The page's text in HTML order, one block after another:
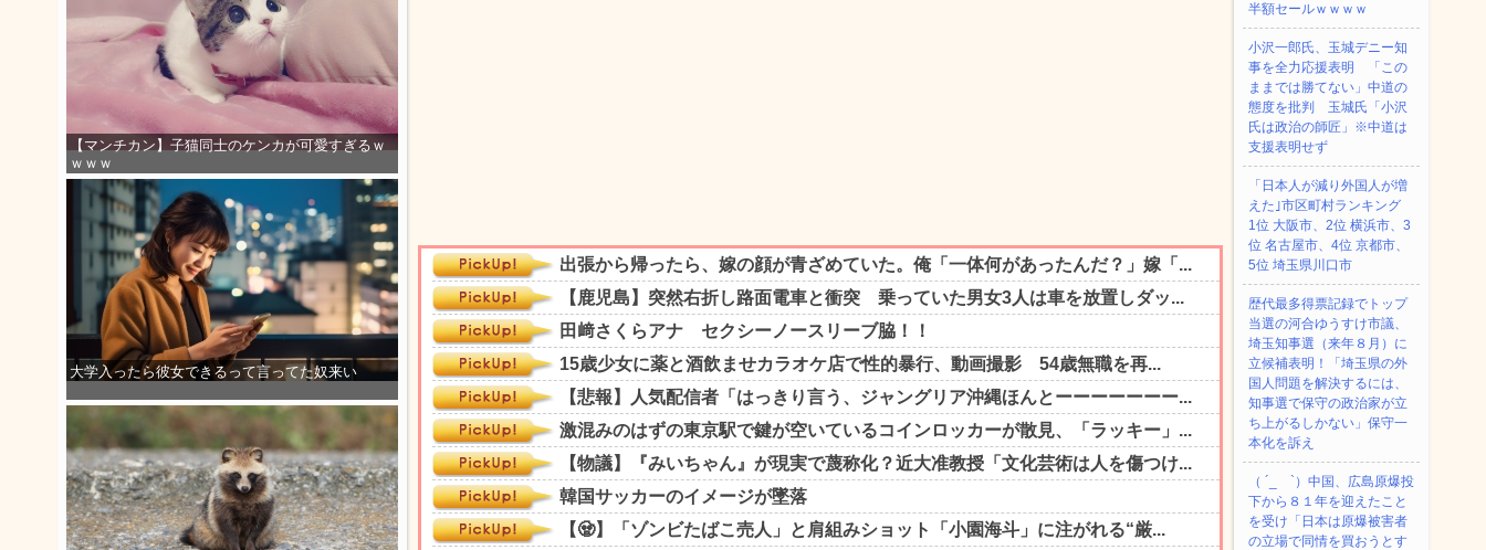
【マンチカン】子猫同士のケンカが可愛すぎるｗ
ｗｗｗ
大学入ったら彼女できるって言ってた奴来い
半額セールｗｗｗｗ
小沢一郎氏、玉城デニー知
事を全力応援表明 「この
ままでは勝てない」中道の
態度を批判 玉城氏「小沢
氏は政治の師匠」※中道は
支援表明せず
「日本人が減り外国人が増
えた｣市区町村ランキング
1位 大阪市、2位 横浜市、3
位 名古屋市、4位 京都市、
5位 埼玉県川口市
歴代最多得票記録でトップ
当選の河合ゆうすけ市議、
埼玉知事選（来年８月）に
立候補表明！「埼玉県の外
国人問題を解決するには、
知事選で保守の政治家が立
ち上がるしかない」保守一
本化を訴え
（ ´_ゝ`）中国、広島原爆投
下から８１年を迎えたこと
を受け「日本は原爆被害者
の立場で同情を買おうとす